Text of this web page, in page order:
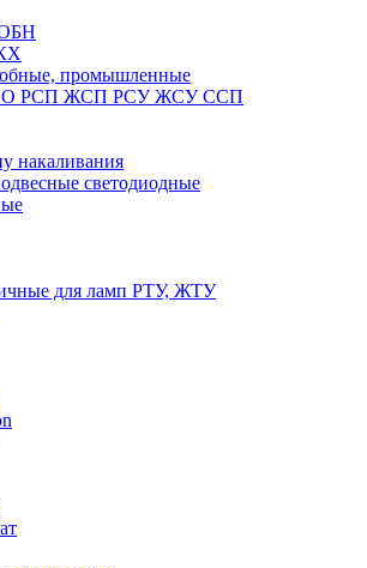
промышленные
РСП ЖСП РСУ ЖСУ ССП
накаливания
светодиодные
для ламп РТУ, ЖТУ